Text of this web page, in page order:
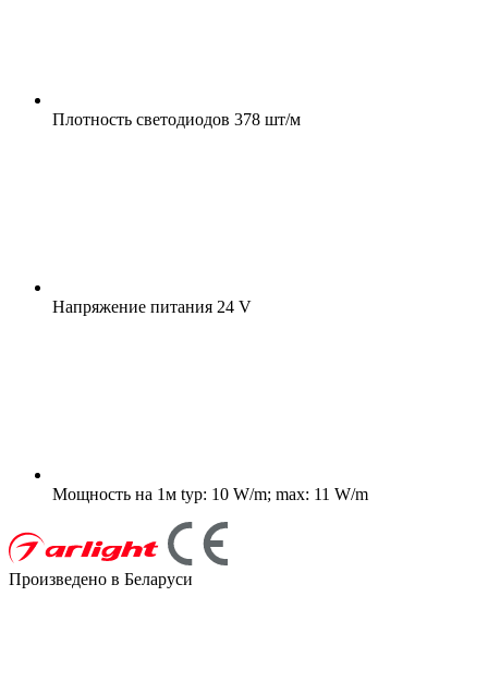
Плотность светодиодов 378 шт/м
Напряжение питания 24 V
Мощность на 1м typ: 10 W/m; max: 11 W/m
Произведено в Беларуси